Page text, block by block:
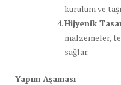
kurulum ve
Hijyenik
malzemeler,
sağlar.
Yapım Aşaması